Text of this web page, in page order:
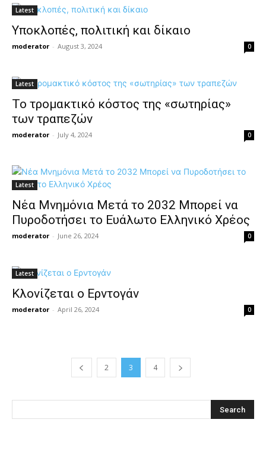
Latest
Υποκλοπές, πολιτική και δίκαιο
moderator - August 3, 2024 0
Latest
Το τρομακτικό κόστος της «σωτηρίας»
των τραπεζών
moderator - July 4, 2024 0
Latest
Νέα Μνημόνια Μετά το 2032 Μπορεί να
Πυροδοτήσει το Ευάλωτο Ελληνικό Χρέος
moderator - June 26, 2024 0
Latest
Κλονίζεται ο Ερντογάν
moderator - April 26, 2024 0
2 3 4